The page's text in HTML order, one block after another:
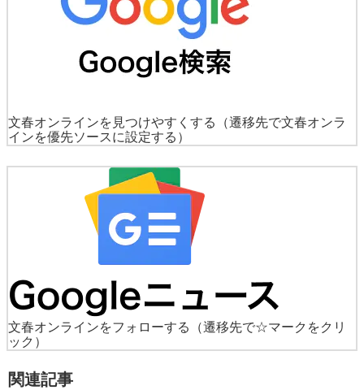
文春オンラインを見つけやすくする
（遷移先で文春オンラ
インを優先ソースに設定する）
文春オンラインをフォローする
（遷移先で☆マークをクリ
ック）
関連記事